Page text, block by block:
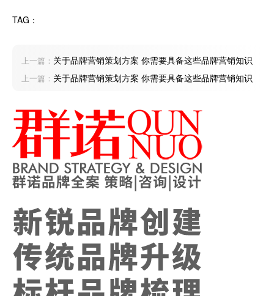
TAG：
上一篇： 关于品牌营销策划方案 你需要具备这些品牌营销知识
上一篇： 关于品牌营销策划方案 你需要具备这些品牌营销知识